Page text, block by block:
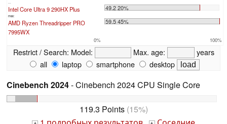
Intel Core Ultra 9 290HX Plus 49.2 20%
max:
AMD Ryzen Threadripper PRO
7995WX
59.5 45%
0% 100%
Restrict / Search: Model: Max. age:
years
all
laptop smartphone desktop
Cinebench 2024- Cinebench 2024 CPU Single Core
119.3 Points(15%)